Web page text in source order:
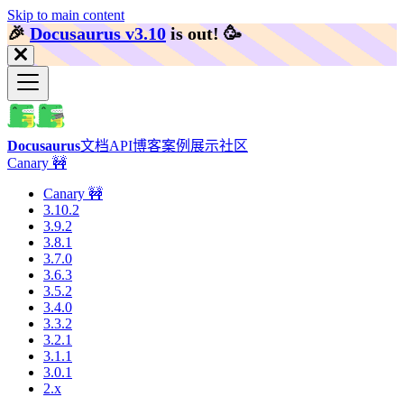
Skip to main content
🎉️Docusaurus v3.10 is out! 🥳️
Docusaurus文档API博客案例展示社区
Canary 🚧
Canary 🚧
3.10.2
3.9.2
3.8.1
3.7.0
3.6.3
3.5.2
3.4.0
3.3.2
3.2.1
3.1.1
3.0.1
2.x